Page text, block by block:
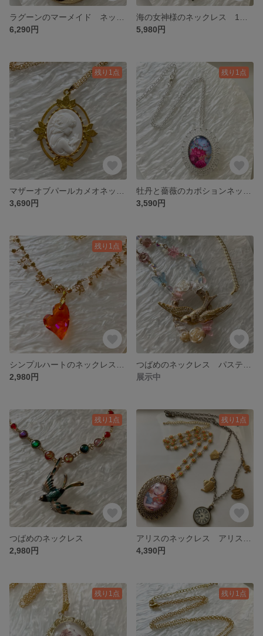
6,290円
5,980円
残り1点
3,690円
残り1点
3,590円
残り1点
2,980円
展示中
残り1点
つばめのネックレス
2,980円
残り1点
4,390円
残り1点 残り1点